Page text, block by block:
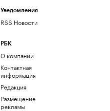
Уведомления
RSS Новости
РБК
О компании
Контактная
информация
Редакция
Размещение
рекламы